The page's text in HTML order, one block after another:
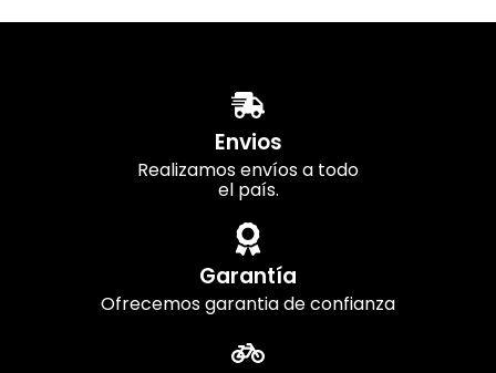
Envios
Realizamos envíos a todo
el país.
Garantía
Ofrecemos garantia de confianza